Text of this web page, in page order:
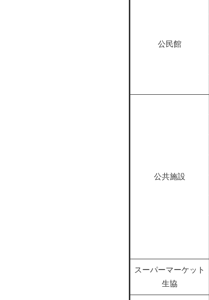
公民館
公共施設
スーパーマーケット
生協